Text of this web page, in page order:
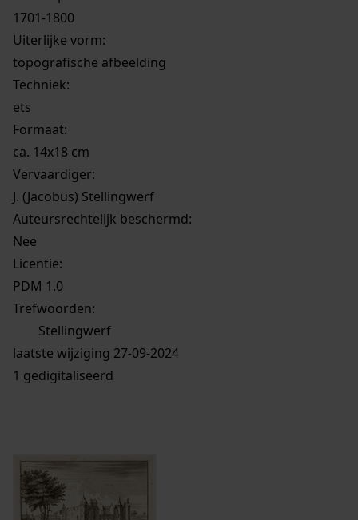
1701-1800
Uiterlijke vorm:
topografische afbeelding
Techniek:
ets
Formaat:
ca. 14x18 cm
Vervaardiger:
J. (Jacobus) Stellingwerf
Auteursrechtelijk beschermd:
Nee
Licentie:
PDM 1.0
Trefwoorden:
Stellingwerf
laatste wijziging 27-09-2024
1 gedigitaliseerd